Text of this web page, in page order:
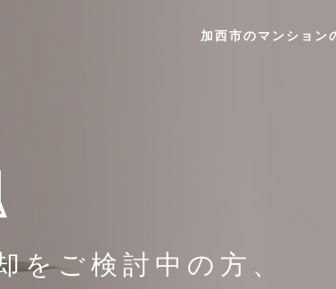
加西市のマンション
をご検討中の方、